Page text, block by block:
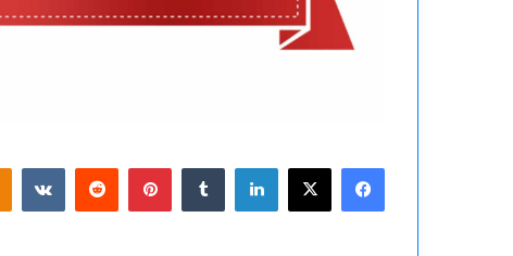
فيسبوك
‫X لينكدإن بينتيريست